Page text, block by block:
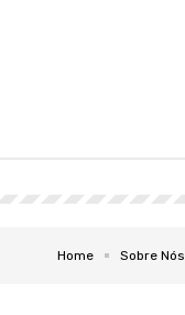
Home Sobre Nós